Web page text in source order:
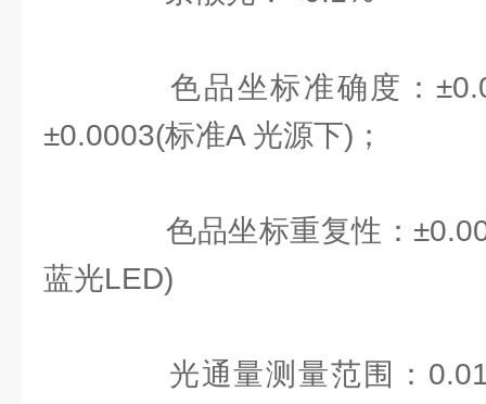
色品坐标准确度：
±0.0003(标准A 光源下)；
色品坐标重复性：
蓝光LED)
光通量测量范围：0.01